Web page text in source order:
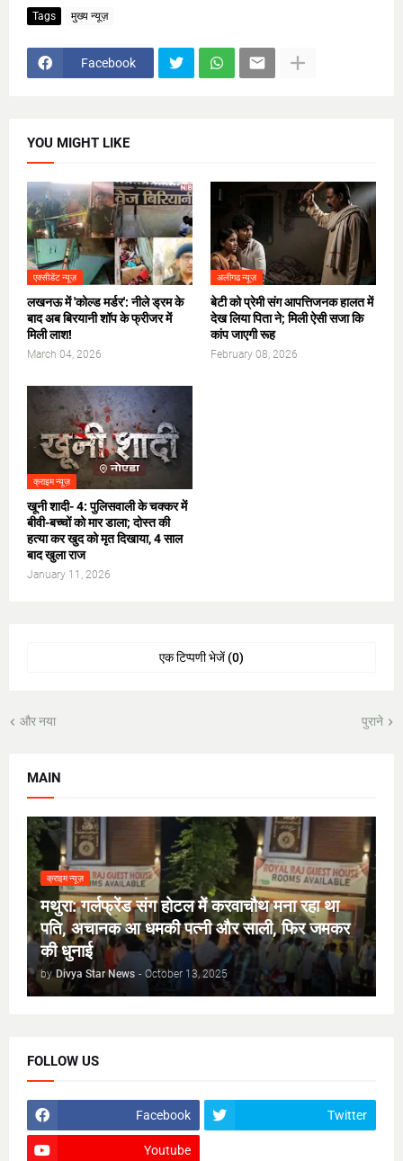
Tags मुख्य न्यूज़
Facebook
YOU MIGHT LIKE
एक्सीडेंट न्यूज़
लखनऊ में 'कोल्ड मर्डर': नीले ड्रम के
बाद अब बिरयानी शॉप के फ्रीजर में
मिली लाश!
March 04, 2026
अलीगढ न्यूज़
​बेटी को प्रेमी संग आपत्तिजनक हालत में
देख लिया पिता ने; मिली ऐसी सजा कि
कांप जाएगी रूह
February 08, 2026
क्राइम न्यूज़
​खूनी शादी- 4: पुलिसवाली के चक्कर में
बीवी-बच्चों को मार डाला; दोस्त की
हत्या कर खुद को मृत दिखाया, 4 साल
बाद खुला राज
January 11, 2026
एक टिप्पणी भेजें (0)
और नया पुराने
MAIN
क्राइम न्यूज़
मथुरा: गर्लफ्रेंड संग होटल में करवाचौथ मना रहा था
पति, अचानक आ धमकी पत्नी और साली, फिर जमकर
की धुनाई
by Divya Star News - October 13, 2025
FOLLOW US
Facebook Twitter
Youtube